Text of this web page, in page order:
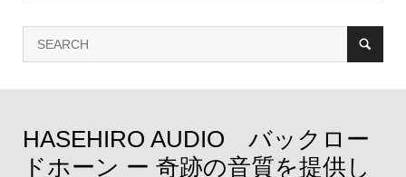
HASEHIRO AUDIO バックロー
ドホーン ー 奇跡の音質を提供し